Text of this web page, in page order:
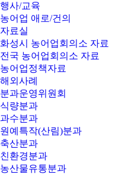
행사/교육
농어업 애로/건의
자료실
화성시 농어업회의소 자료
전국 농어업회의소 자료
농어업정책자료
해외사례
분과운영위원회
식량분과
과수분과
원예특작(산림)분과
축산분과
친환경분과
농산물유통분과